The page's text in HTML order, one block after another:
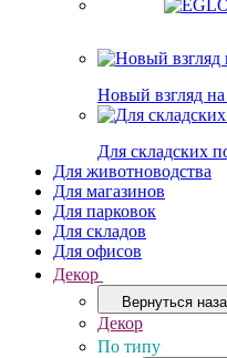
Новый взгляд
Для складских
Для животноводства
Для магазинов
Для парковок
Для складов
Для офисов
Декор
Вернуться
Декор
По типу